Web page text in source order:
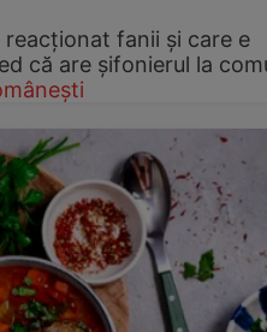
reacționat fanii și care e
că are șifonierul la